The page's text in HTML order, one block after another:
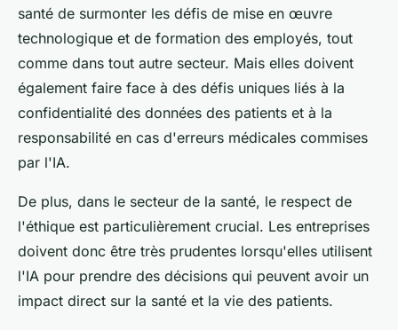
santé de surmonter les défis de mise en œuvre
technologique et de formation des employés, tout
comme dans tout autre secteur. Mais elles doivent
également faire face à des défis uniques liés à la
confidentialité des données des patients et à la
responsabilité en cas d'erreurs médicales commises
par l'IA.
De plus, dans le secteur de la santé, le respect de
l'éthique est particulièrement crucial. Les entreprises
doivent donc être très prudentes lorsqu'elles utilisent
l'IA pour prendre des décisions qui peuvent avoir un
impact direct sur la santé et la vie des patients.